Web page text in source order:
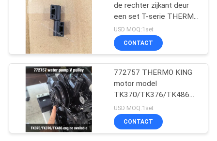
GEVALLEN
SITEMAP
PRIVACYBELEID
thermokoningsdelen
104
de rechter zijkant deur
een set T-serie THERMO
KING koelinstallatie T-
600 800 1000 680Pro
880Pro T-1080Pro
USD MOQ:1set
CONTACT
772757 THERMO KING
motor model
TK370/TK376/TK486
waterpomp V poelie
alternatieve onderdelen
USD MOQ:1set
CONTACT